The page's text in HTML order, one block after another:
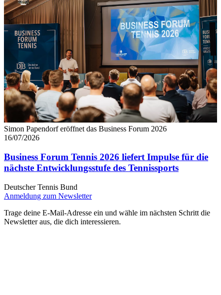
Simon Papendorf eröffnet das Business Forum 2026
16/07/2026
Business Forum Tennis 2026 liefert Impulse für die
nächste Entwicklungsstufe des Tennissports
Deutscher Tennis Bund
Anmeldung zum Newsletter
Trage deine E-Mail-Adresse ein und wähle im nächsten Schritt die
Newsletter aus, die dich interessieren.